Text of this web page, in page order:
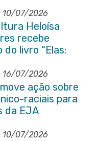
10/07/2026
Heloísa
recebe
livro “Elas:
Antigo
16/07/2026
ação sobre
raciais para
da EJA
10/07/2026